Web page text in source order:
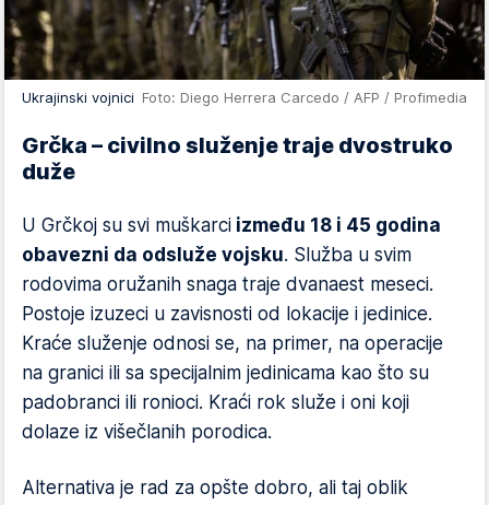
Ukrajinski vojnici Foto: Diego Herrera Carcedo / AFP / Profimedia
Grčka – civilno služenje traje dvostruko
duže
U Grčkoj su svi muškarci između 18 i 45 godina
obavezni da odsluže vojsku. Služba u svim
rodovima oružanih snaga traje dvanaest meseci.
Postoje izuzeci u zavisnosti od lokacije i jedinice.
Kraće služenje odnosi se, na primer, na operacije
na granici ili sa specijalnim jedinicama kao što su
padobranci ili ronioci. Kraći rok služe i oni koji
dolaze iz višečlanih porodica.
Alternativa je rad za opšte dobro, ali taj oblik